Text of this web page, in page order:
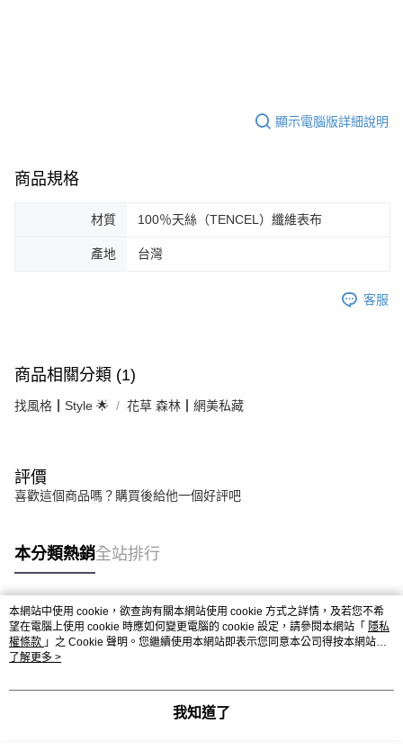
顯示電腦版詳細說明
商品規格
材質 100％天絲（TENCEL）纖維表布
產地 台灣
客服
商品相關分類 (1)
找風格┃Style 🌟 花草 森林┃網美私藏
評價
喜歡這個商品嗎？購買後給他一個好評吧
本分類熱銷全站排行
熱門標籤
本網站中使用 cookie，欲查詢有關本網站使用 cookie 方式之詳情，及若您不希
望在電腦上使用 cookie 時應如何變更電腦的 cookie 設定，請參閱本網站「 隱私
權條款 」之 Cookie 聲明。您繼續使用本網站即表示您同意本公司得按本網站使
用條款之 Cookie 聲明使用 cookie。
了解更多 >
我知道了